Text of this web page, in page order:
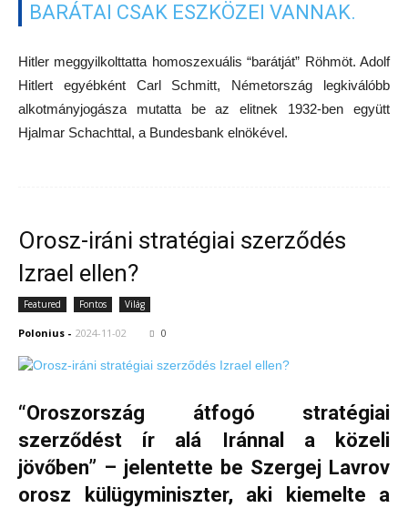
BARÁTAI CSAK ESZKÖZEI VANNAK.
Hitler meggyilkolttatta homoszexuális “barátját” Röhmöt. Adolf
Hitlert egyébként Carl Schmitt, Németország legkiválóbb
alkotmányjogásza mutatta be az elitnek 1932-ben együtt
Hjalmar Schachttal, a Bundesbank elnökével.
Orosz-iráni stratégiai szerződés
Izrael ellen?
Featured Fontos Világ
Polonius - 2024-11-02 0
“Oroszország átfogó stratégiai
szerződést ír alá Iránnal a közeli
jövőben” – jelentette be Szergej Lavrov
orosz külügyminiszter, aki kiemelte a